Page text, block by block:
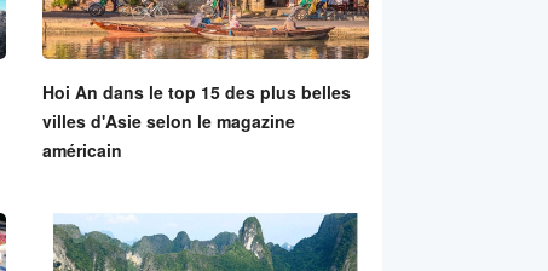
Hoi An dans le top 15 des plus belles
villes d'Asie selon le magazine
américain